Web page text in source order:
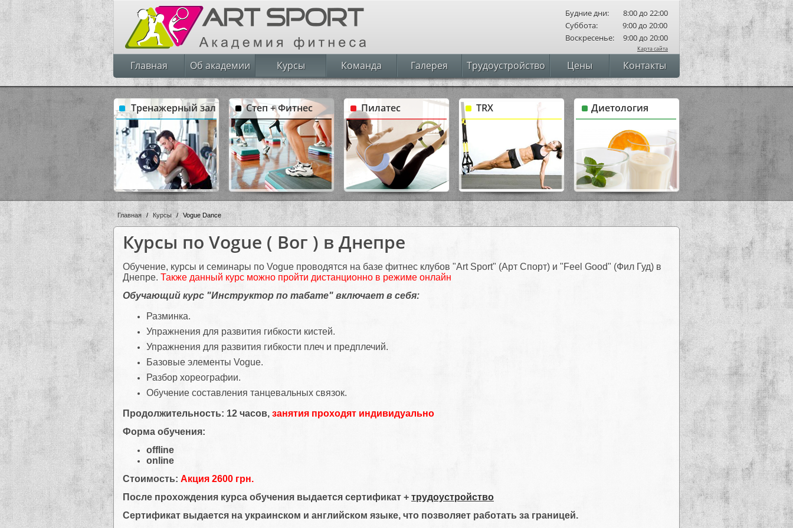
Будние дни: 8:00 до 22:00
Суббота: 9:00 до 20:00
Воскресенье: 9:00 до 20:00
Карта сайта
Главная Об академии Курсы Команда Галерея Трудоустройство Цены Контакты
Тренажерный зал Степ + Фитнес Пилатес TRX Диетология
Главная / Курсы / Vogue Dance
Курсы по Vogue ( Вог ) в Днепре
Обучение, курсы и семинары по Vogue проводятся на базе фитнес клубов "Art Sport" (Арт Спорт) и "Feel Good" (Фил Гуд) в
Днепре. Также данный курс можно пройти дистанционно в режиме онлайн
Обучающий курс "Инструктор по табате" включает в себя:
Разминка.
Упражнения для развития гибкости кистей.
Упражнения для развития гибкости плеч и предплечий.
Базовые элементы Vogue.
Разбор хореографии.
Обучение составления танцевальных связок.
Продолжительность: 12 часов, занятия проходят индивидуально
Форма обучения:
offline
online
Стоимость: Акция 2600 грн.
После прохождения курса обучения выдается сертификат + трудоустройство
Сертификат выдается на украинском и английском языке, что позволяет работать за границей.